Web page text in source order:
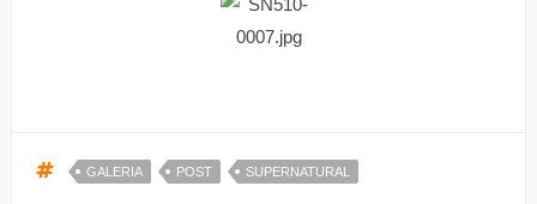
GALERIA POST SUPERNATURAL